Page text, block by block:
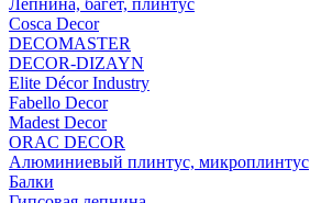
Cosca Decor
DECOMASTER
DECOR-DIZAYN
Elite Décor Industry
Fabello Decor
Madest Decor
ORAC DECOR
Алюминиевый плинтус, микроплинтус
Балки